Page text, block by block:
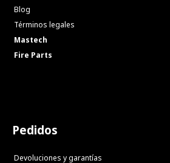
Blog
Términos legales
Mastech
Fire Parts
Pedidos
Devoluciones y garantías